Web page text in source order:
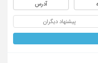
آدرس
پیشنهاد دیگران